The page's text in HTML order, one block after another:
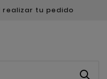
realizar tu pedido